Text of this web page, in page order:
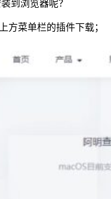
到浏览器呢？
方菜单栏的插件下载；